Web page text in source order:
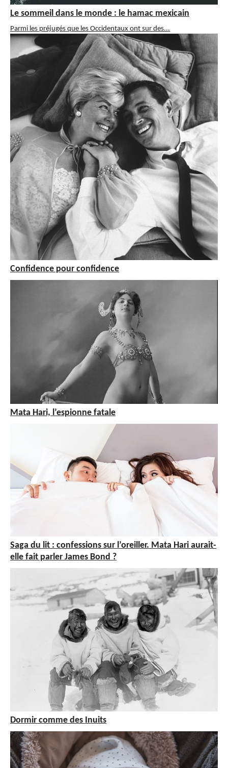
Le sommeil dans le monde : le hamac mexicain
Parmi les préjugés que les Occidentaux ont sur des...
Confidence pour confidence
Mata Hari, l’espionne fatale
Saga du lit : confessions sur l’oreiller. Mata Hari aurait-
elle fait parler James Bond ?
Dormir comme des Inuits